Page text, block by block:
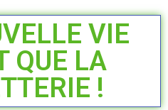
VIE
QUE LA
!